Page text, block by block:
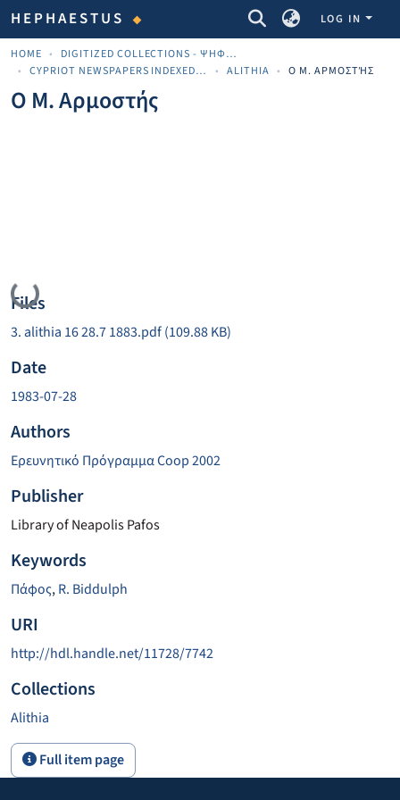
HEPHAESTUS COMMUNITIES & COLLECTIONS
LOG IN
HOME
DIGITIZED COLLECTIONS - ΨΗΦΙΟΠΟΙΗΜΈΝΕΣ ΣΥΛΛΟΓΈΣ
CYPRIOT NEWSPAPERS INDEXED MATERIAL
ALITHIA Ο Μ. ΑΡΜΟΣΤΉΣ
Ο Μ. Αρμοστής
Loading...
Files
3. alithia 16 28.7 1883.pdf(109.88 KB)
Date
1983-07-28
Authors
Ερευνητικό Πρόγραμμα Coop 2002
Publisher
Library of Neapolis Pafos
Keywords
Πάφος,R. Biddulph
URI
http://hdl.handle.net/11728/7742
Collections
Alithia
Full item page